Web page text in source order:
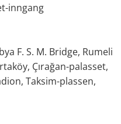
inngang
F. S. M. Bridge, Rumeli
Çırağan-palasset,
Taksim-plassen,